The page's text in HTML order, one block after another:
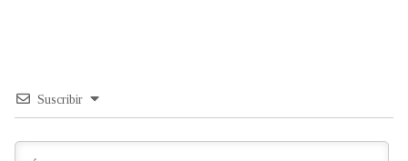
Suscribir